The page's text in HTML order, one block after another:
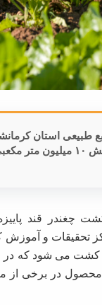
طبیعی استان
چغندر قند
تحقیقات و
می شود که در
محصول در برخی